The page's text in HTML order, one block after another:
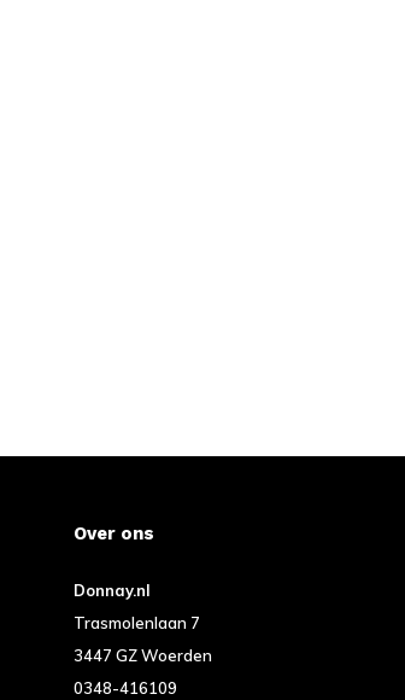
Over ons
Donnay.nl
Trasmolenlaan 7
3447 GZ Woerden
0348-416109